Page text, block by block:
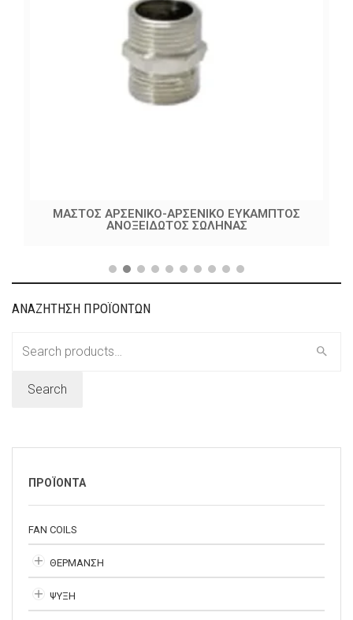
ΜΑΣΤΟΣ ΑΡΣΕΝΙΚΟ-ΑΡΣΕΝΙΚΟ ΕΥΚΑΜΠΤΟΣ
ΑΝΟΞΕΙΔΩΤΟΣ ΣΩΛΗΝΑΣ
ΑΝΑΖΗΤΗΣΗ ΠΡΟΪΟΝΤΩΝ
Search
ΠΡΟΪΟΝΤΑ
FAN COILS
ΘΕΡΜΑΝΣΗ
ΨΥΞΗ